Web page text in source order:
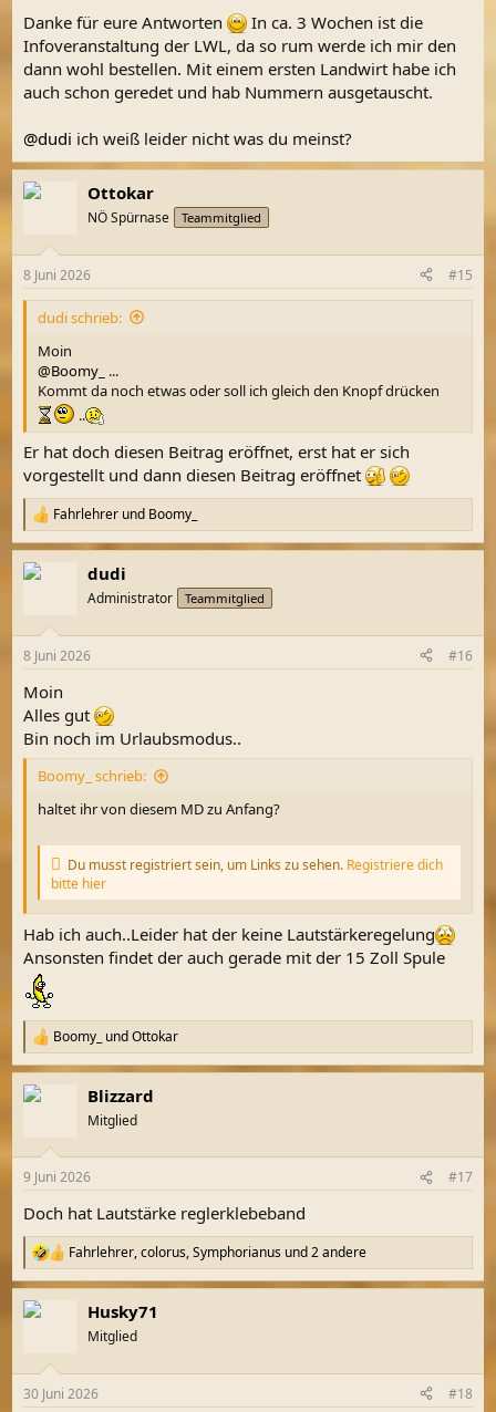
Danke für eure Antworten
In ca. 3 Wochen ist die
Infoveranstaltung der LWL, da so rum werde ich mir den
dann wohl bestellen. Mit einem ersten Landwirt habe ich
auch schon geredet und hab Nummern ausgetauscht.
@dudi ich weiß leider nicht was du meinst?
Ottokar
NÖ Spürnase Teammitglied
8 Juni 2026 #15
dudi schrieb:
Moin
@Boomy_ ...
Kommt da noch etwas oder soll ich gleich den Knopf drücken
..
Er hat doch diesen Beitrag eröffnet, erst hat er sich
vorgestellt und dann diesen Beitrag eröffnet
R
e
a
k
e
:
Fahrlehrer und Boomy_
dudi
Administrator Teammitglied
8 Juni 2026 #16
Moin
Alles gut
Bin noch im Urlaubsmodus..
Boomy_ schrieb:
haltet ihr von diesem MD zu Anfang?
Du musst registriert sein, um Links zu sehen. Registriere dich
bitte hier
Hab ich auch..Leider hat der keine Lautstärkeregelung
Ansonsten findet der auch gerade mit der 15 Zoll Spule
R
e
a
k
e
:
Boomy_ undOttokar
Blizzard
Mitglied
9 Juni 2026 #17
Doch hat Lautstärke reglerklebeband
R
e
a
k
e
Fahrlehrer,colorus,Symphorianus und 2 andere
Husky71
Mitglied
30 Juni 2026 #18